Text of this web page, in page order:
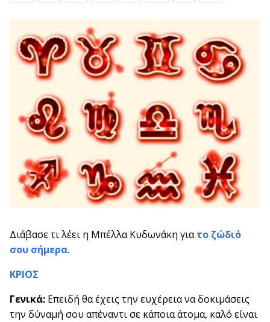
Διάβασε τι λέει η Μπέλλα Κυδωνάκη γιατο ζώδιό
σου σήμερα.
ΚΡΙΟΣ
Γενικά: Επειδή θα έχεις την ευχέρεια να δοκιμάσεις
την δύναμή σου απέναντι σε κάποια άτομα, καλό είναι